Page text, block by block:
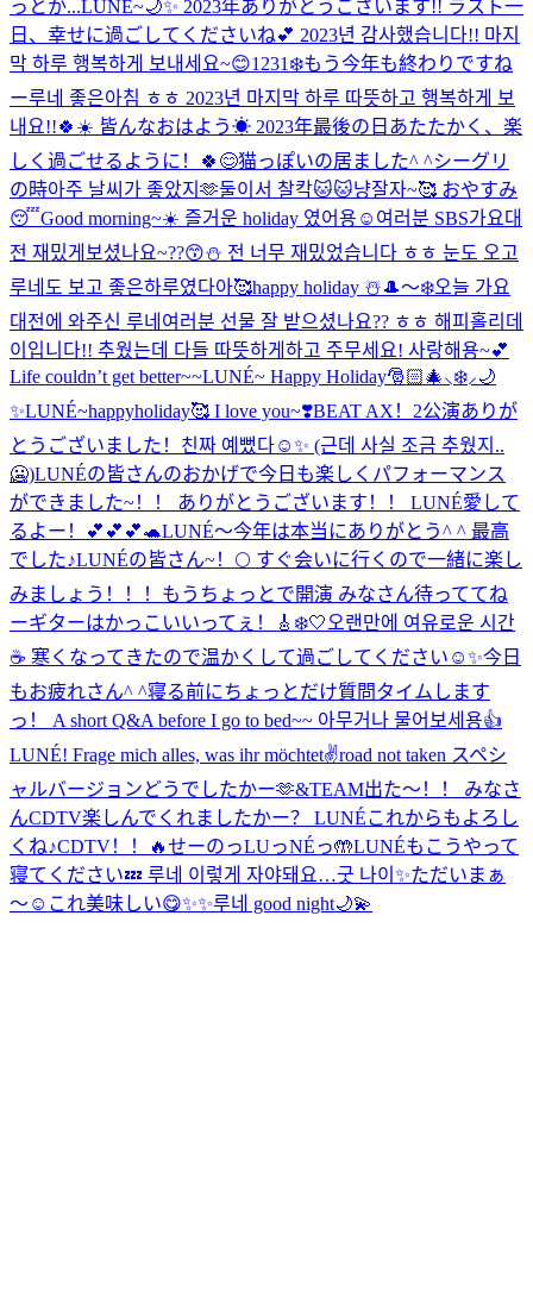
っとか...LUNÉ~🌙✨️ 2023年ありがとうございます!! ラスト一
日、幸せに過ごしてくださいね💕︎ 2023년 감사했습니다!! 마지
막 하루 행복하게 보내세요~😊1231❄️もう今年も終わりですね
ー루네 좋은아침 ㅎㅎ 2023년 마지막 하루 따뜻하고 행복하게 보
내요!!🍀☀️ 皆んなおはよう☀ 2023年最後の日あたたかく、楽
しく過ごせるように！🍀😊猫っぽいの居ました^ ^シーグリ
の時아주 날씨가 좋았지🫶둘이서 찰칵🐱🐱냥잘자~🥰 おやすみ
😴Good morning~☀️ 즐거운 holiday 였어용☺️ 여러분 SBS가요대
전 재밌게보셨나요~??😙⛄️ 전 너무 재밌었습니다 ㅎㅎ 눈도 오고
루네도 보고 좋은하루였다아🥰happy holiday ☃️🎩〜❄️오늘 가요
대전에 와주신 루네여러분 선물 잘 받으셨나요?? ㅎㅎ 해피홀리데
이입니다!! 추웠는데 다들 따뜻하게하고 주무세요! 사랑해용~💕
Life couldn’t get better~~LUNÉ~ Happy Holiday🎅🏻🎄⸜❄️⸝🌙
✨LUNÉ~happyholiday🥰 I love you~❣️BEAT AX！2公演ありが
とうございました！ 친짜 예뻤다☺️✨ (근데 사실 조금 추웠지..
🥶)LUNÉの皆さんのおかげで今日も楽しくパフォーマンス
ができました~！！ ありがとうございます！！ LUNÉ愛して
るよー！💕💕💕🐢LUNÉ〜今年は本当にありがとう^ ^ 最高
でした♪LUNÉの皆さん~！🌕 すぐ会いに行くので一緒に楽し
みましょう！！！ もうちょっとで開演 みなさん待っててね
ーギターはかっこいいってぇ！🎸 ❄️🤍 오랜만에 여유로운 시간
☕️ 寒くなってきたので温かくして過ごしてください☺️✨今日
もお疲れさん^ ^寝る前にちょっとだけ質問タイムします
っ！ A short Q&A before I go to bed~~ 아무거나 물어보세용👍
LUNÉ! Frage mich alles, was ihr möchtet✌️road not taken スペシ
ャルバージョンどうでしたかー🫶&TEAM出た〜！！ みなさ
んCDTV楽しんでくれましたかー？ LUNÉこれからもよろし
くね♪CDTV！！🔥せーのっLUっNÉっ🤲LUNÉもこうやって
寝てください💤 루네 이렇게 자야돼요…굿 나이✨ただいまぁ
〜☺️ これ美味しい😋✨✨루네 good night🌙💫